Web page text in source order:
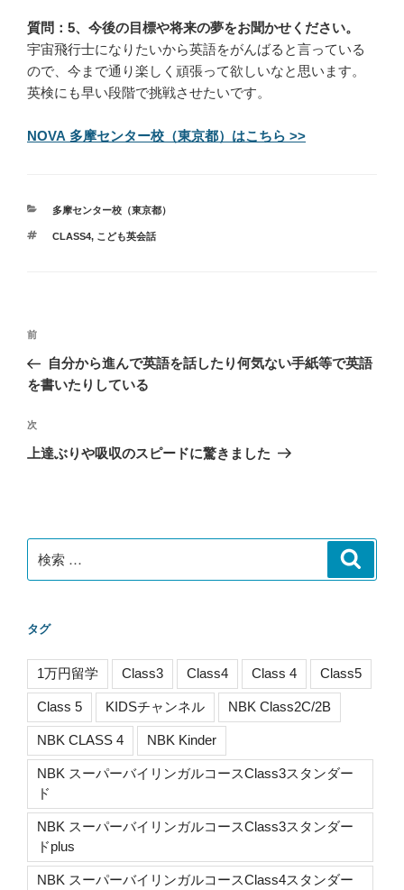
質問：5、今後の目標や将来の夢をお聞かせください。
宇宙飛行士になりたいから英語をがんばると言っている
ので、今まで通り楽しく頑張って欲しいなと思います。
英検にも早い段階で挑戦させたいです。
NOVA 多摩センター校（東京都）はこちら >>
カ
ゴ
多摩センター校（東京都）
タ
CLASS4, こども英会話
投
ナ
ゲ
ー
過
去
の
稿
前
自分から進んで英語を話したり何気ない手紙等で英語
を書いたりしている
次
の
次
上達ぶりや吸収のスピードに驚きました
索:
タグ
1万円留学 Class3 Class4 Class 4 Class5
Class 5 KIDSチャンネル NBK Class2C/2B
NBK CLASS 4 NBK Kinder
NBK スーパーバイリンガルコースClass3スタンダー
ド
NBK スーパーバイリンガルコースClass3スタンダー
ドplus
NBK スーパーバイリンガルコースClass4スタンダー